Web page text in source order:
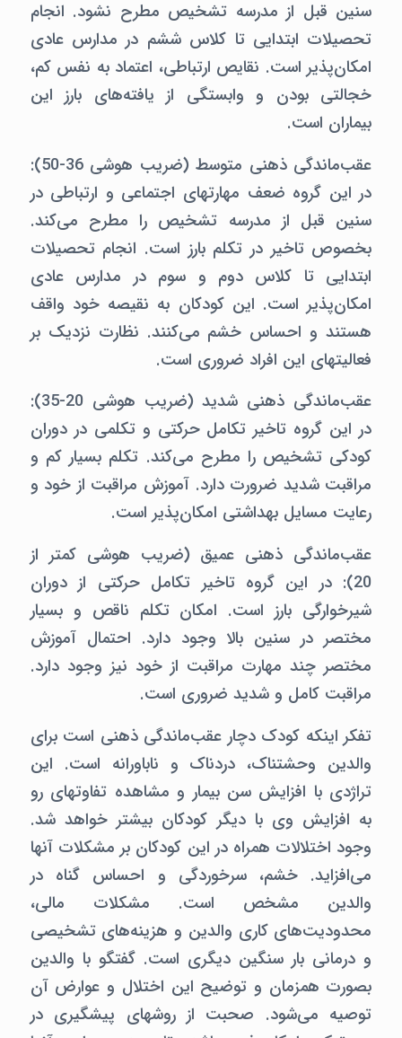
سنین قبل از مدرسه تشخیص مطرح نشود. انجام
تحصیلات ابتدایی تا کلاس ششم در مدارس عادی
امکان‌پذیر است. نقایص ارتباطی، اعتماد به نفس کم،
خجالتی بودن و وابستگی از یافته‌های بارز این
بیماران است.
عقب‌ماندگی ذهنی متوسط (ضریب هوشی 36-50):‌
در این گروه ضعف مهارتهای اجتماعی و ارتباطی در
سنین قبل از مدرسه تشخیص را مطرح می‌کند.
بخصوص تاخیر در تکلم بارز است. انجام تحصیلات
ابتدایی تا کلاس دوم و سوم در مدارس عادی
امکان‌پذیر است. این کودکان به نقیصه خود واقف
هستند و احساس خشم می‌کنند. نظارت نزدیک بر
فعالیتهای این افراد ضروری است.
عقب‌ماندگی ذهنی شدید (ضریب هوشی 20-35):
در این گروه تاخیر تکامل حرکتی و تکلمی در دوران
کودکی تشخیص را مطرح می‌کند. تکلم بسیار کم و
مراقبت شدید ضرورت دارد. آموزش مراقبت از خود و
رعایت مسایل بهداشتی امکان‌پذیر است.
عقب‌ماندگی ذهنی عمیق (ضریب هوشی کمتر از
20):‌ در این گروه تاخیر تکامل حرکتی از دوران
شیرخوارگی بارز است. امکان تکلم ناقص و بسیار
مختصر در سنین بالا وجود دارد. احتمال آموزش
مختصر چند مهارت مراقبت از خود نیز وجود دارد.
مراقبت کامل و شدید ضروری است.
تفکر اینکه کودک دچار عقب‌ماندگی ذهنی است برای
والدین وحشتناک، دردناک و ناباورانه است. این
تراژدی با افزایش سن بیمار و مشاهده تفاوتهای رو
به افزایش وی با دیگر کودکان بیشتر خواهد شد.
وجود اختلالات همراه در این کودکان بر مشکلات آنها
می‌افزاید. خشم، سرخوردگی و احساس گناه در
والدین مشخص است. مشکلات مالی،
محدودیت‌های کاری والدین و هزینه‌های تشخیصی
و درمانی بار سنگین دیگری است. گفتگو با والدین
بصورت همزمان و توضیح این اختلال و عوارض آن
توصیه می‌شود. صحبت از روشهای پیشگیری در